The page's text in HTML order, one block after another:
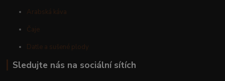
Arabská káva
Čaje
Datle a sušené plody
Sledujte nás na sociální sítích